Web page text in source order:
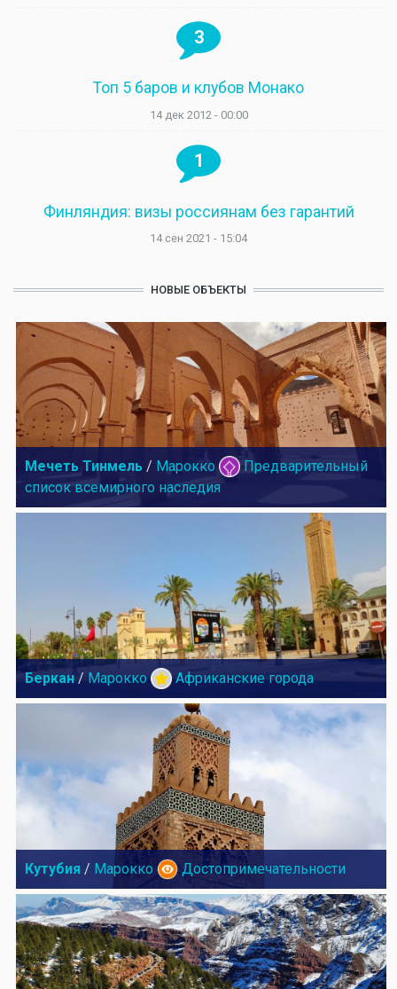
3
Топ 5 баров и клубов Монако
14 дек 2012 - 00:00
1
Финляндия: визы россиянам без гарантий
14 сен 2021 - 15:04
НОВЫЕ ОБЪЕКТЫ
Мечеть Тинмель / Марокко
Предварительный
список всемирного наследия
Беркан / Марокко Африканские города
Кутубия / Марокко Достопримечательности